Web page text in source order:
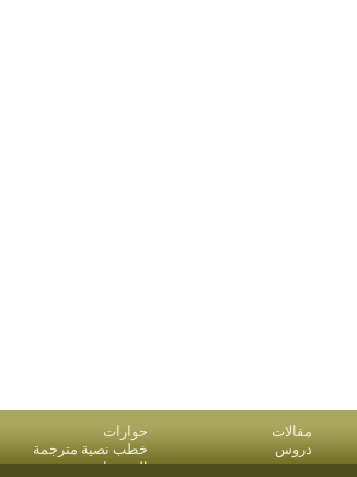
مقالات حوارات
دروس خطب نصية مترجمة
بريد المقدمات